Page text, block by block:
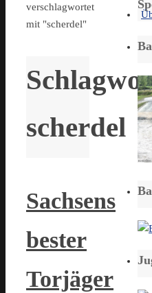
verschlagwortet
mit "scherdel"
scherdel
Sachsens
bester
Torjäger